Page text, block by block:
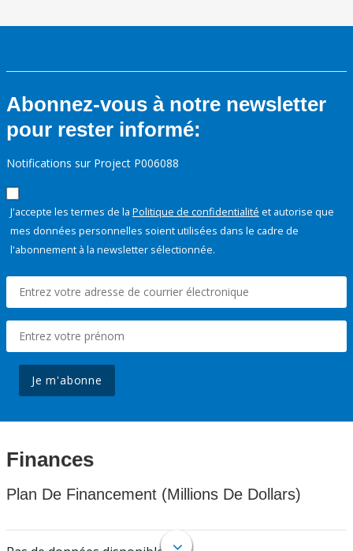
Abonnez-vous à notre newsletter
pour rester informé:
Notifications sur Project P006088
J'accepte les termes de la Politique de confidentialité et autorise que
mes données personnelles soient utilisées dans le cadre de
l'abonnement à la newsletter sélectionnée.
Je m'abonne
Finances
Plan De Financement (Millions De Dollars)